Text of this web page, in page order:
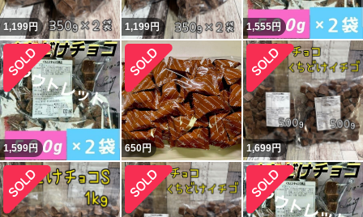
1,199円 1,199円 1,555円
1,599円 650円 1,699円